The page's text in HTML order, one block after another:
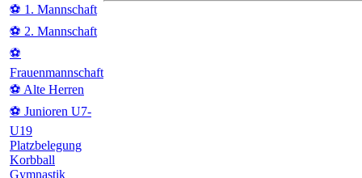
⚽ 1. Mannschaft
⚽ 2. Mannschaft
⚽
Frauenmannschaft
⚽ Alte Herren
⚽ Junioren U7-
U19
Platzbelegung
Korbball
Gymnastik